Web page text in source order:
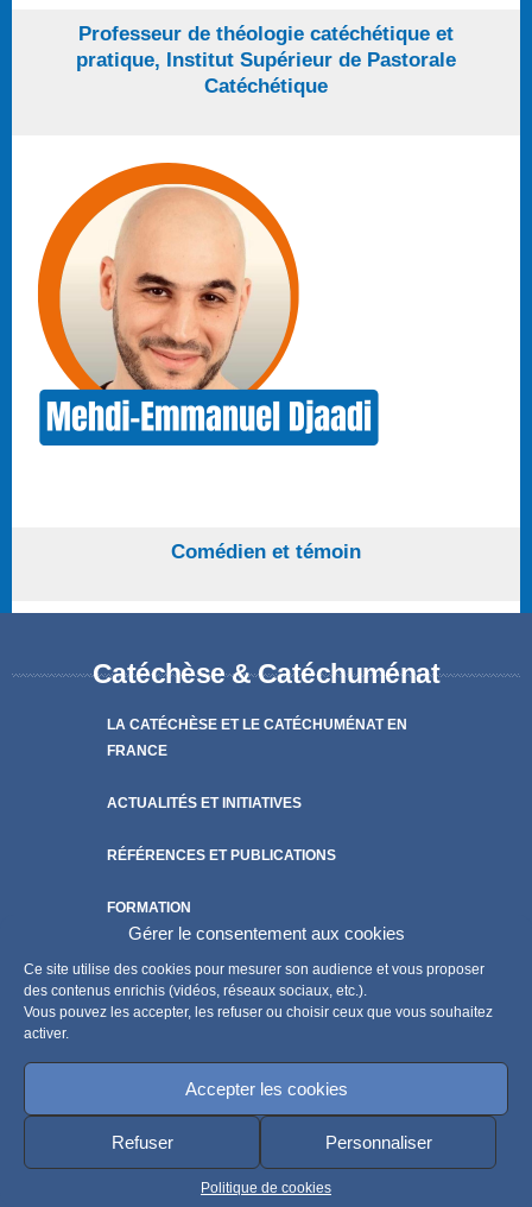
Gérer le consentement aux cookies
Ce site utilise des cookies pour mesurer son audience et vous proposer
des contenus enrichis (vidéos, réseaux sociaux, etc.).
Vous pouvez les accepter, les refuser ou choisir ceux que vous souhaitez
activer.
Accepter les cookies
Refuser Personnaliser
Politique de cookies
Professeur de théologie catéchétique et
pratique, Institut Supérieur de Pastorale
Catéchétique
Comédien et témoin
Catéchèse & Catéchuménat
LA CATÉCHÈSE ET LE CATÉCHUMÉNAT EN
FRANCE
ACTUALITÉS ET INITIATIVES
RÉFÉRENCES ET PUBLICATIONS
FORMATION
THÉMATIQUES
OUTILS
DÉMARCHE KERYGMA
ANNUAIRE
LEXIQUE